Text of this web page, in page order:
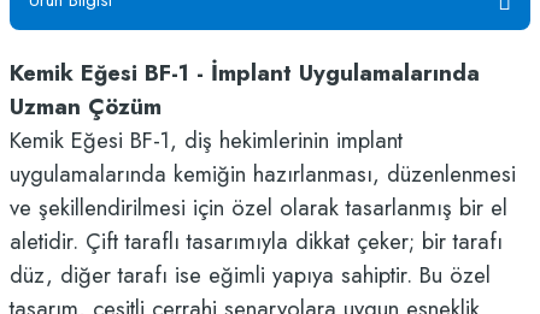
Kemik Eğesi BF-1 - İmplant Uygulamalarında
Uzman Çözüm
Kemik Eğesi BF-1, diş hekimlerinin implant
uygulamalarında kemiğin hazırlanması, düzenlenmesi
ve şekillendirilmesi için özel olarak tasarlanmış bir el
aletidir. Çift taraflı tasarımıyla dikkat çeker; bir tarafı
düz, diğer tarafı ise eğimli yapıya sahiptir. Bu özel